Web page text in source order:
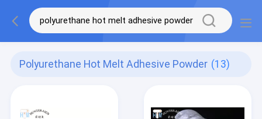
Polyurethane Hot Melt Adhesive Powder (13)